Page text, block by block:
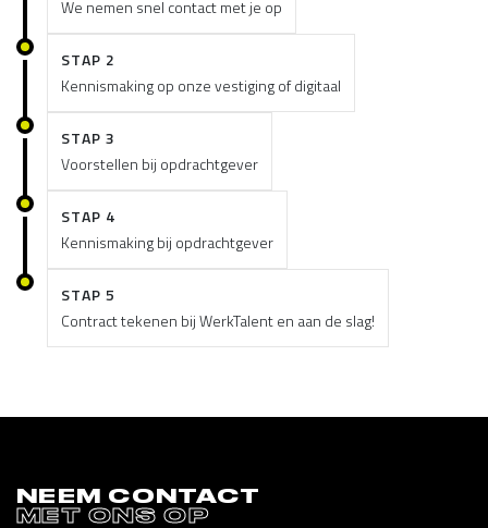
We nemen snel contact met je op
STAP 2
Kennismaking op onze vestiging of digitaal
STAP 3
Voorstellen bij opdrachtgever
STAP 4
Kennismaking bij opdrachtgever
STAP 5
Contract tekenen bij WerkTalent en aan de slag!
NEEM CONTACT
MET ONS OP